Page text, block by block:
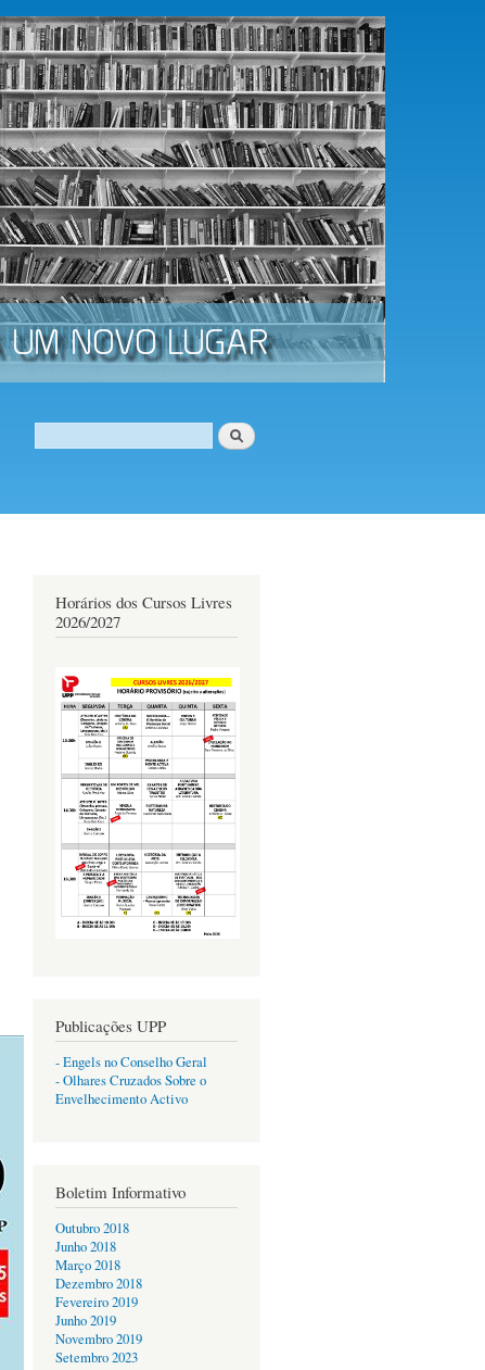
Formulário de procura
Procurar
Horários dos Cursos Livres
2026/2027
Publicações UPP
- Engels no Conselho Geral
- Olhares Cruzados Sobre o
Envelhecimento Activo
Boletim Informativo
Outubro 2018
Junho 2018
Março 2018
Dezembro 2018
Fevereiro 2019
Junho 2019
Novembro 2019
Setembro 2023